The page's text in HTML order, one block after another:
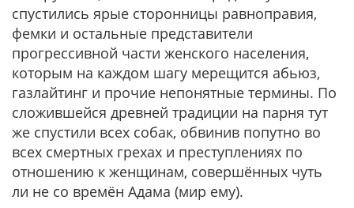
спустились ярые сторонницы равноправия,
фемки и остальные представители
прогрессивной части женского населения,
которым на каждом шагу мерещится абьюз,
газлайтинг и прочие непонятные термины. По
сложившейся древней традиции на парня тут
же спустили всех собак, обвинив попутно во
всех смертных грехах и преступлениях по
отношению к женщинам, совершённых чуть
ли не со времён Адама (мир ему).